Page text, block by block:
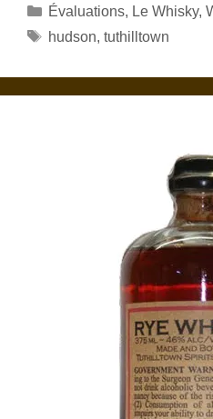
Catégories
Évaluations, Le Whisky,
Étiquettes
hudson, tuthilltown